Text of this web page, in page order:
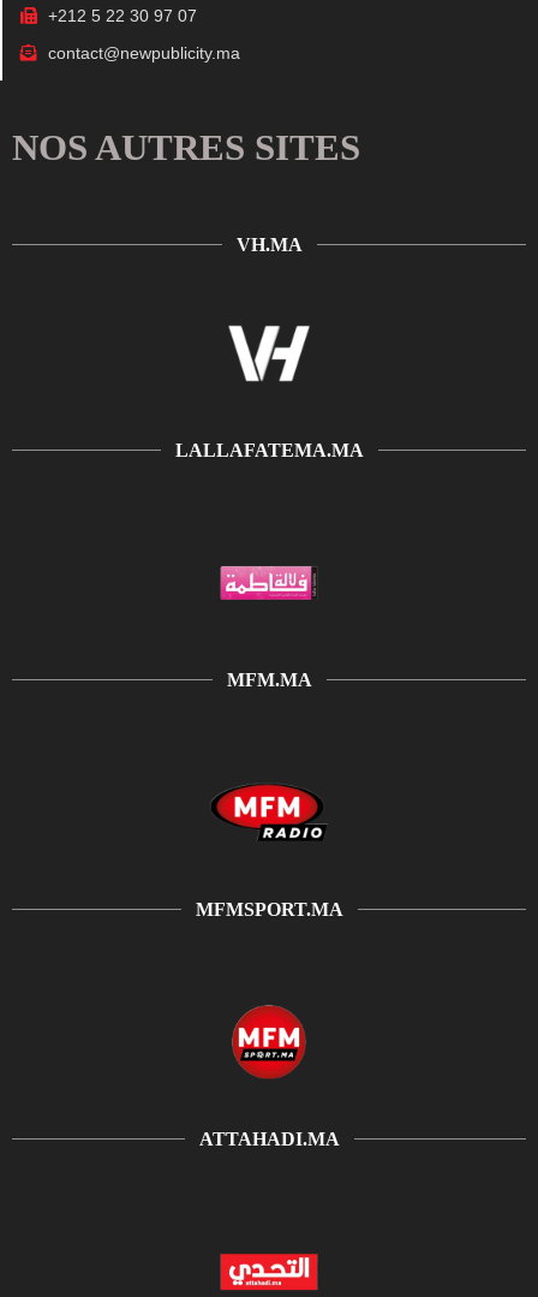
+212 5 22 30 97 07
contact@newpublicity.ma
NOS AUTRES SITES
VH.MA
LALLAFATEMA.MA
MFM.MA
MFMSPORT.MA
ATTAHADI.MA